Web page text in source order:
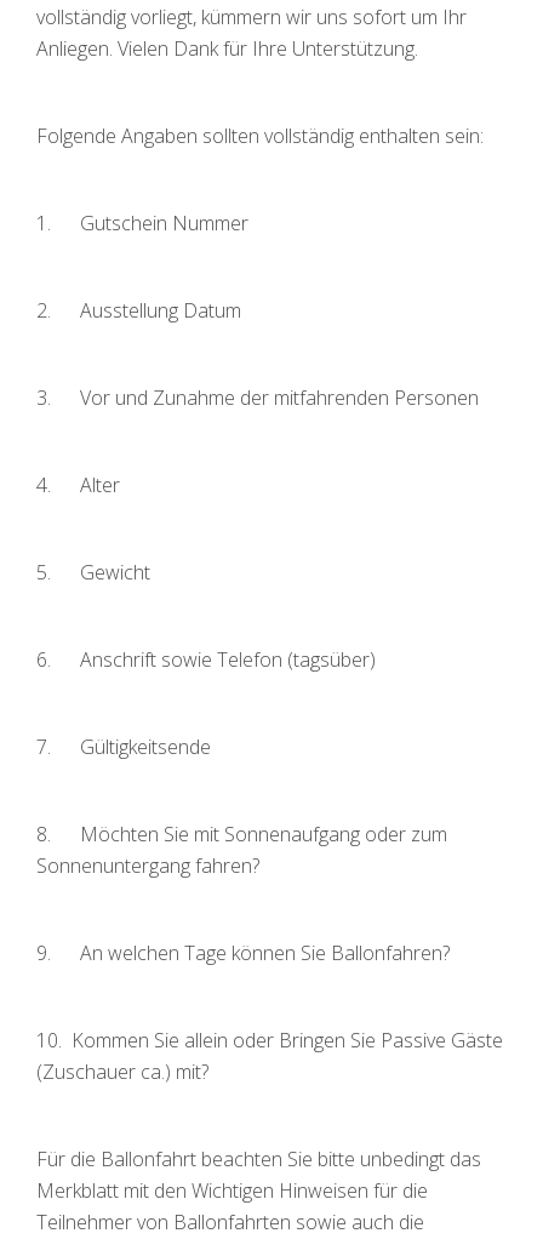
vollständig vorliegt, kümmern wir uns sofort um Ihr
Anliegen. Vielen Dank für Ihre Unterstützung.
Folgende Angaben sollten vollständig enthalten sein:
1. Gutschein Nummer
2. Ausstellung Datum
3. Vor und Zunahme der mitfahrenden Personen
4. Alter
5. Gewicht
6. Anschrift sowie Telefon (tagsüber)
7. Gültigkeitsende
8. Möchten Sie mit Sonnenaufgang oder zum
Sonnenuntergang fahren?
9. An welchen Tage können Sie Ballonfahren?
10. Kommen Sie allein oder Bringen Sie Passive Gäste
(Zuschauer ca.) mit?
Für die Ballonfahrt beachten Sie bitte unbedingt das
Merkblatt mit den Wichtigen Hinweisen für die
Teilnehmer von Ballonfahrten sowie auch die